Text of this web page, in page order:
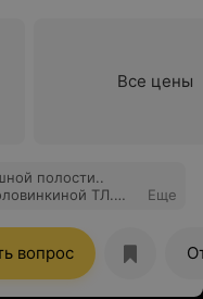
Все цены
полости..
ТЛ.
не дорого.
Еще
вопрос